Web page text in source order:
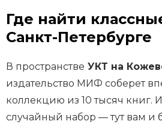
Где найти
Санкт-Петербурге
В пространстве УКТ на
издательство МИФ соберет
коллекцию из 10 тысяч книг.
случайный набор — тут вам и